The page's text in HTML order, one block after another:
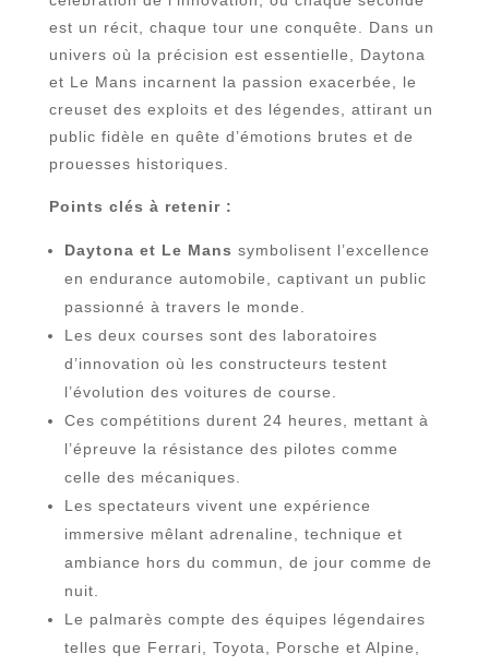
est un récit, chaque tour une conquête. Dans un
univers où la précision est essentielle, Daytona
et Le Mans incarnent la passion exacerbée, le
creuset des exploits et des légendes, attirant un
public fidèle en quête d’émotions brutes et de
prouesses historiques.
Points clés à retenir :
Daytona et Le Mans symbolisent l’excellence
en endurance automobile, captivant un public
passionné à travers le monde.
Les deux courses sont des laboratoires
d’innovation où les constructeurs testent
l’évolution des voitures de course.
Ces compétitions durent 24 heures, mettant à
l’épreuve la résistance des pilotes comme
celle des mécaniques.
Les spectateurs vivent une expérience
immersive mêlant adrenaline, technique et
ambiance hors du commun, de jour comme de
nuit.
Le palmarès compte des équipes légendaires
telles que Ferrari, Toyota, Porsche et Alpine,